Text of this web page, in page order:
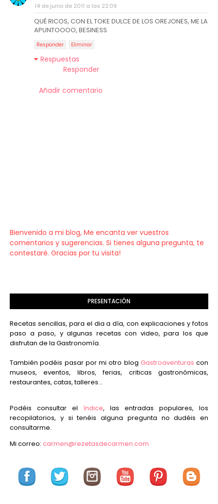
14 de junio de 2011 a las 22:09
QUÉ RICOS, CON EL TOKE DULCE DE LOS OREJONES, ME LA
APUNTOOOO, BESINESS
Responder Eliminar
Respuestas
Responder
Añadir comentario
Bienvenido a mi blog, Me encanta ver vuestros
comentarios y sugerencias. Si tienes alguna pregunta, te
contestaré. Gracias por tu visita!
PRESENTACIÓN
Recetas sencillas, para el dia a día, con explicaciones y fotos
paso a paso, y algunas recetas con video, para los que
disfrutan de la Gastronomía.
También podéis pasar por mi otro blog Gastroaventuras con
museos, eventos, libros, ferias, criticas gastronómicas,
restaurantes, catas, talleres...
Podéis consultar el índice, las entradas populares, los
recopilatorios, y si tenéis alguna pregunta no dudéis en
consultarme.
Mi correo: carmen@rezetasdecarmen.com